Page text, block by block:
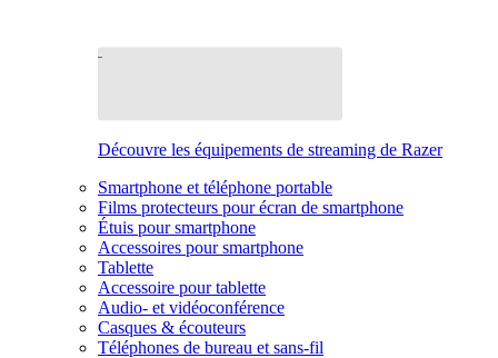
Découvre les équipements de streaming de Razer
Smartphone et téléphone portable
Films protecteurs pour écran de smartphone
Étuis pour smartphone
Accessoires pour smartphone
Tablette
Accessoire pour tablette
Audio- et vidéoconférence
Casques & écouteurs
Téléphones de bureau et sans-fil